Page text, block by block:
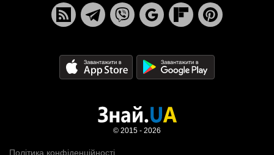
Політика конфіденційності
© 2015 - 2026